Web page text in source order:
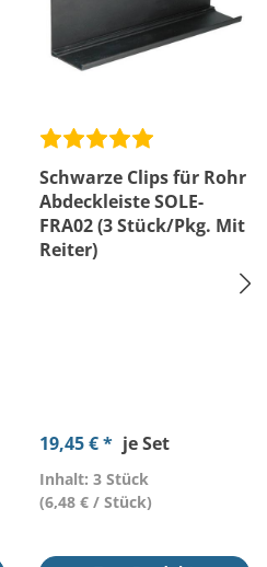
Schwarze Clips für Rohr
Abdeckleiste SOLE-
FRA02 (3 Stück/Pkg. Mit
Reiter)
19,45 € * je Set
Inhalt: 3 Stück
(6,48 € / Stück)